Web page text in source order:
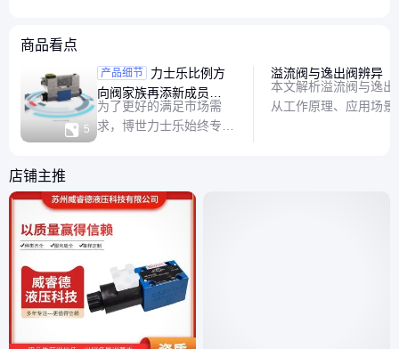
商品看点
 5
产品细节
向阀家族再添新成员
4WRA(E)6-3X
为了更好的满足市场需
求，博世力士乐始终专注
将带你深入了解博世力士
乐比例方向阀的全新成员
4WRA(E)6-3X，一同探
索它的“迷人”魅力~
4WRA(E)6-3X 是一款不
带电
溢流阀与逸出阀辨异
本文解析溢流阀与逸
从工作原理、应用场
店铺主推